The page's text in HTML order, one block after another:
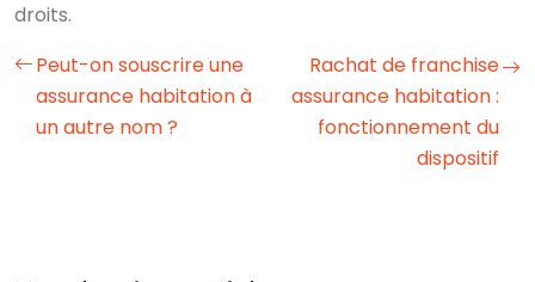
droits.
Peut-on souscrire une
assurance habitation à
un autre nom ?
Rachat de franchise
assurance habitation :
fonctionnement du
dispositif